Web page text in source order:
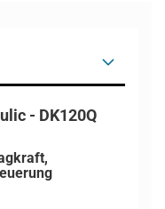
- DK120Q